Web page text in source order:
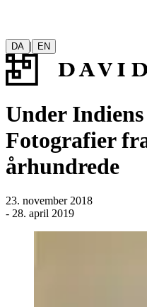
DA | EN
Under
Fotografier
århundrede
23. november 2018
- 28. april 2019